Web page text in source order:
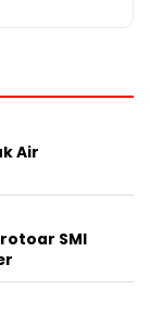
Air
SMI